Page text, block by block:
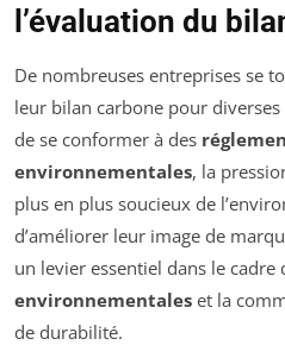
l’évaluation du
De nombreuses entreprises se
leur bilan carbone pour
de se conformer à des
environnementales, la
plus en plus soucieux de
d’améliorer leur image de
un levier essentiel dans le cadre
environnementales et la
de durabilité.